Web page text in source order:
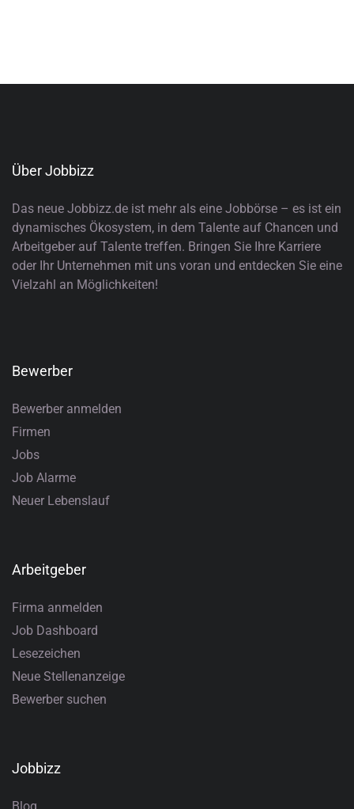
Über Jobbizz
Das neue Jobbizz.de ist mehr als eine Jobbörse – es ist ein
dynamisches Ökosystem, in dem Talente auf Chancen und
Arbeitgeber auf Talente treffen. Bringen Sie Ihre Karriere
oder Ihr Unternehmen mit uns voran und entdecken Sie eine
Vielzahl an Möglichkeiten!
Bewerber
Bewerber anmelden
Firmen
Jobs
Job Alarme
Neuer Lebenslauf
Arbeitgeber
Firma anmelden
Job Dashboard
Lesezeichen
Neue Stellenanzeige
Bewerber suchen
Jobbizz